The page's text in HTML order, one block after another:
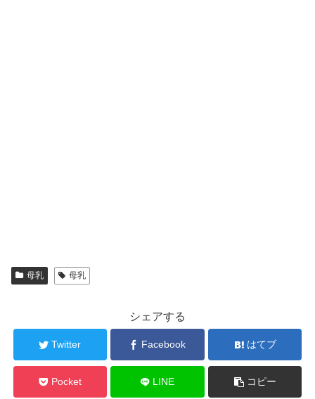
母乳 母乳
シェアする
Twitter Facebook はてブ
Pocket LINE コピー